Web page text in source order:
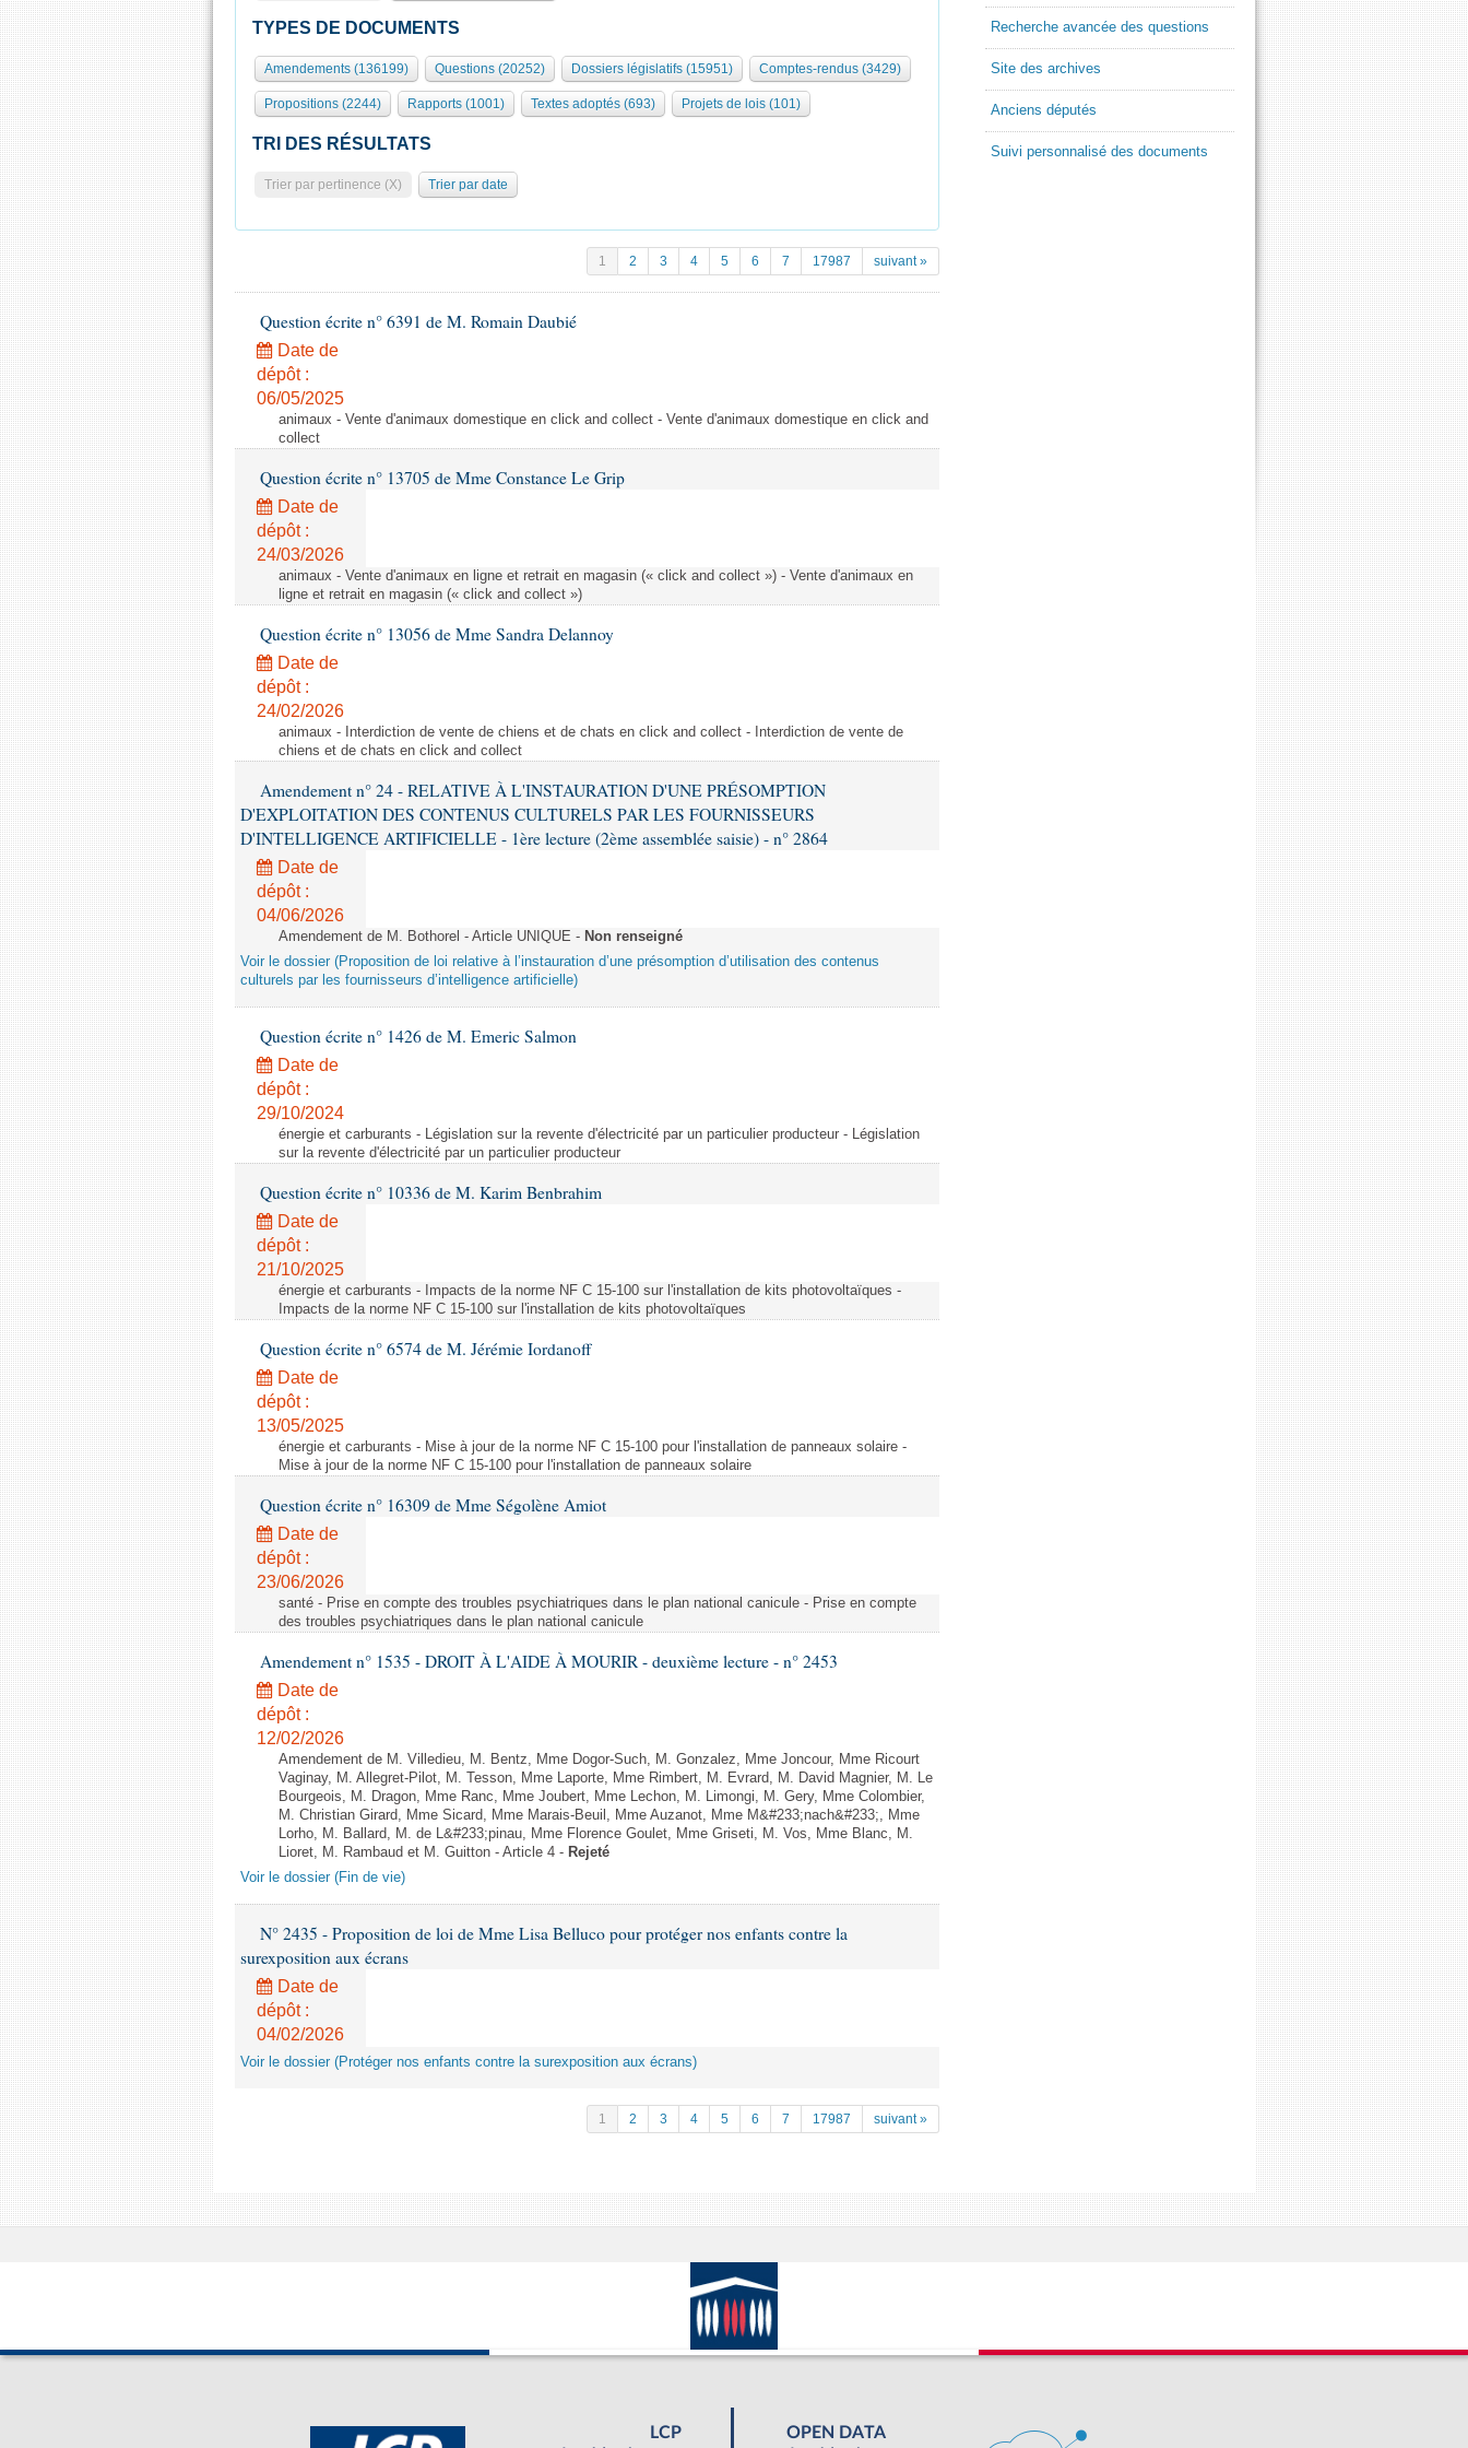
TYPES DE DOCUMENTS
Amendements (136199) Questions (20252) Dossiers législatifs (15951) Comptes-rendus (3429)
Propositions (2244) Rapports (1001) Textes adoptés (693) Projets de lois (101)
TRI DES RÉSULTATS
Trier par pertinence (X) Trier par date
1 2 3 4 5 6 7 17987 suivant »
Question écrite n° 6391 de M. Romain Daubié
Date de
dépôt :
06/05/2025
animaux - Vente d'animaux domestique en click and collect - Vente d'animaux domestique en click and
collect
Question écrite n° 13705 de Mme Constance Le Grip
Date de
dépôt :
24/03/2026
animaux - Vente d'animaux en ligne et retrait en magasin (« click and collect ») - Vente d'animaux en
ligne et retrait en magasin (« click and collect »)
Question écrite n° 13056 de Mme Sandra Delannoy
Date de
dépôt :
24/02/2026
animaux - Interdiction de vente de chiens et de chats en click and collect - Interdiction de vente de
chiens et de chats en click and collect
Amendement n° 24 - RELATIVE À L'INSTAURATION D'UNE PRÉSOMPTION
D'EXPLOITATION DES CONTENUS CULTURELS PAR LES FOURNISSEURS
D'INTELLIGENCE ARTIFICIELLE - 1ère lecture (2ème assemblée saisie) - n° 2864
Date de
dépôt :
04/06/2026
Amendement de M. Bothorel - Article UNIQUE - Non renseigné
Voir le dossier (Proposition de loi relative à l’instauration d’une présomption d’utilisation des contenus
culturels par les fournisseurs d’intelligence artificielle)
Question écrite n° 1426 de M. Emeric Salmon
Date de
dépôt :
29/10/2024
énergie et carburants - Législation sur la revente d'électricité par un particulier producteur - Législation
sur la revente d'électricité par un particulier producteur
Question écrite n° 10336 de M. Karim Benbrahim
Date de
dépôt :
21/10/2025
énergie et carburants - Impacts de la norme NF C 15-100 sur l'installation de kits photovoltaïques -
Impacts de la norme NF C 15-100 sur l'installation de kits photovoltaïques
Question écrite n° 6574 de M. Jérémie Iordanoff
Date de
dépôt :
13/05/2025
énergie et carburants - Mise à jour de la norme NF C 15-100 pour l'installation de panneaux solaire -
Mise à jour de la norme NF C 15-100 pour l'installation de panneaux solaire
Question écrite n° 16309 de Mme Ségolène Amiot
Date de
dépôt :
23/06/2026
santé - Prise en compte des troubles psychiatriques dans le plan national canicule - Prise en compte
des troubles psychiatriques dans le plan national canicule
Amendement n° 1535 - DROIT À L'AIDE À MOURIR - deuxième lecture - n° 2453
Date de
dépôt :
12/02/2026
Amendement de M. Villedieu, M. Bentz, Mme Dogor-Such, M. Gonzalez, Mme Joncour, Mme Ricourt
Vaginay, M. Allegret-Pilot, M. Tesson, Mme Laporte, Mme Rimbert, M. Evrard, M. David Magnier, M. Le
Bourgeois, M. Dragon, Mme Ranc, Mme Joubert, Mme Lechon, M. Limongi, M. Gery, Mme Colombier,
M. Christian Girard, Mme Sicard, Mme Marais-Beuil, Mme Auzanot, Mme M&#233;nach&#233;, Mme
Lorho, M. Ballard, M. de L&#233;pinau, Mme Florence Goulet, Mme Griseti, M. Vos, Mme Blanc, M.
Lioret, M. Rambaud et M. Guitton - Article 4 - Rejeté
Voir le dossier (Fin de vie)
N° 2435 - Proposition de loi de Mme Lisa Belluco pour protéger nos enfants contre la
surexposition aux écrans
Date de
dépôt :
04/02/2026
Voir le dossier (Protéger nos enfants contre la surexposition aux écrans)
1 2 3 4 5 6 7 17987 suivant »
Recherche avancée des questions
Site des archives
Anciens députés
Suivi personnalisé des documents
LCP
OPEN DATA